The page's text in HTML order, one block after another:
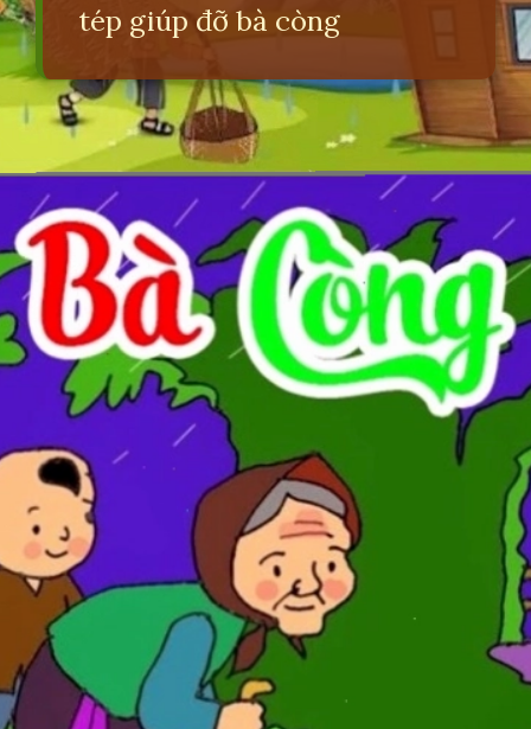
tép giúp đỡ bà còng
Đang mở https://erci.edu.vn/dong-dao-ba-cong